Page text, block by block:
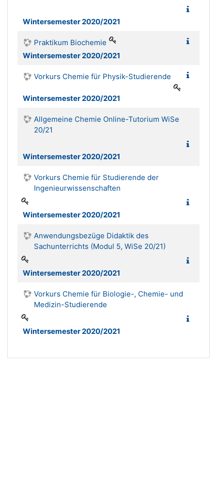
Wintersemester 2020/2021
Praktikum Biochemie
Wintersemester 2020/2021
Vorkurs Chemie für Physik-Studierende
Wintersemester 2020/2021
Allgemeine Chemie Online-Tutorium WiSe
20/21
Wintersemester 2020/2021
Vorkurs Chemie für Studierende der
Ingenieurwissenschaften
Wintersemester 2020/2021
Anwendungsbezüge Didaktik des
Sachunterrichts (Modul 5, WiSe 20/21)
Wintersemester 2020/2021
Vorkurs Chemie für Biologie-, Chemie- und
Medizin-Studierende
Wintersemester 2020/2021